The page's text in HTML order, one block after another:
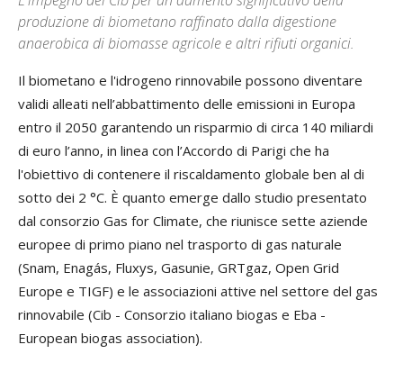
produzione di biometano raffinato dalla digestione
anaerobica di biomasse agricole e altri rifiuti organici.
Il biometano e l'idrogeno rinnovabile possono diventare
validi alleati nell’abbattimento delle emissioni in Europa
entro il 2050 garantendo un risparmio di circa 140 miliardi
di euro l’anno, in linea con l’Accordo di Parigi che ha
l'obiettivo di contenere il riscaldamento globale ben al di
sotto dei 2 °C. È quanto emerge dallo studio presentato
dal consorzio Gas for Climate, che riunisce sette aziende
europee di primo piano nel trasporto di gas naturale
(Snam, Enagás, Fluxys, Gasunie, GRTgaz, Open Grid
Europe e TIGF) e le associazioni attive nel settore del gas
rinnovabile (Cib - Consorzio italiano biogas e Eba -
European biogas association).